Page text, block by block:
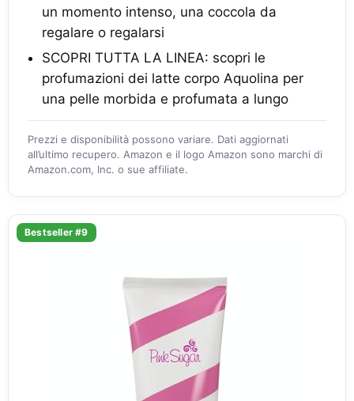
un momento intenso, una coccola da
regalare o regalarsi
SCOPRI TUTTA LA LINEA: scopri le
profumazioni dei latte corpo Aquolina per
una pelle morbida e profumata a lungo
Prezzi e disponibilità possono variare. Dati aggiornati
all’ultimo recupero. Amazon e il logo Amazon sono marchi di
Amazon.com, Inc. o sue affiliate.
Bestseller #9